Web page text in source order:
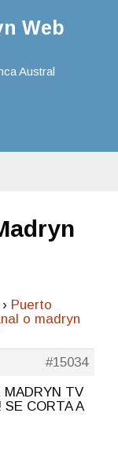
Web
Austral
› Puerto
o madryn
#15034
MADRYN TV
SE CORTA A